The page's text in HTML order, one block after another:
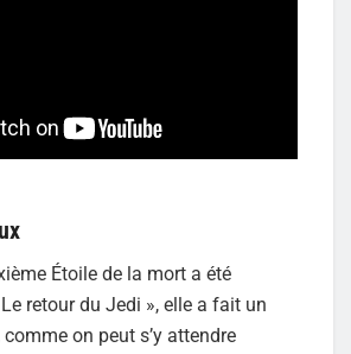
Étoile de la mort a été
retour du Jedi », elle a fait un
on peut s’y attendre